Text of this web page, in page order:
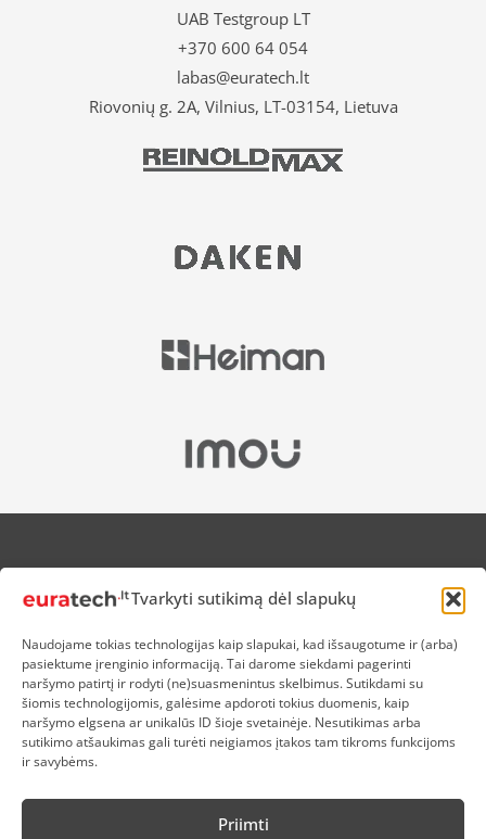
Tvarkyti sutikimą dėl slapukų
Naudojame tokias technologijas kaip slapukai, kad išsaugotume ir (arba)
pasiektume įrenginio informaciją. Tai darome siekdami pagerinti
naršymo patirtį ir rodyti (ne)suasmenintus skelbimus. Sutikdami su
šiomis technologijomis, galėsime apdoroti tokius duomenis, kaip
naršymo elgsena ar unikalūs ID šioje svetainėje. Nesutikimas arba
sutikimo atšaukimas gali turėti neigiamos įtakos tam tikroms funkcijoms
ir savybėms.
Priimti
UAB Testgroup LT
+370 600 64 054
labas@euratech.lt
Riovonių g. 2A, Vilnius, LT-03154, Lietuva
APIE MUS
NUOLAIDOS HEROJAMS
PREKIŲ IR PINIGŲ GRĄŽINIMAS
ATSISKAITYMAS
D.U.K
KOKYBĖS POLITIKA
SLAPUKŲ POLITIKA
SĄLYGOS IR TAISYKLĖS
ELEKTRONIKOS RŪŠIAVIMAS